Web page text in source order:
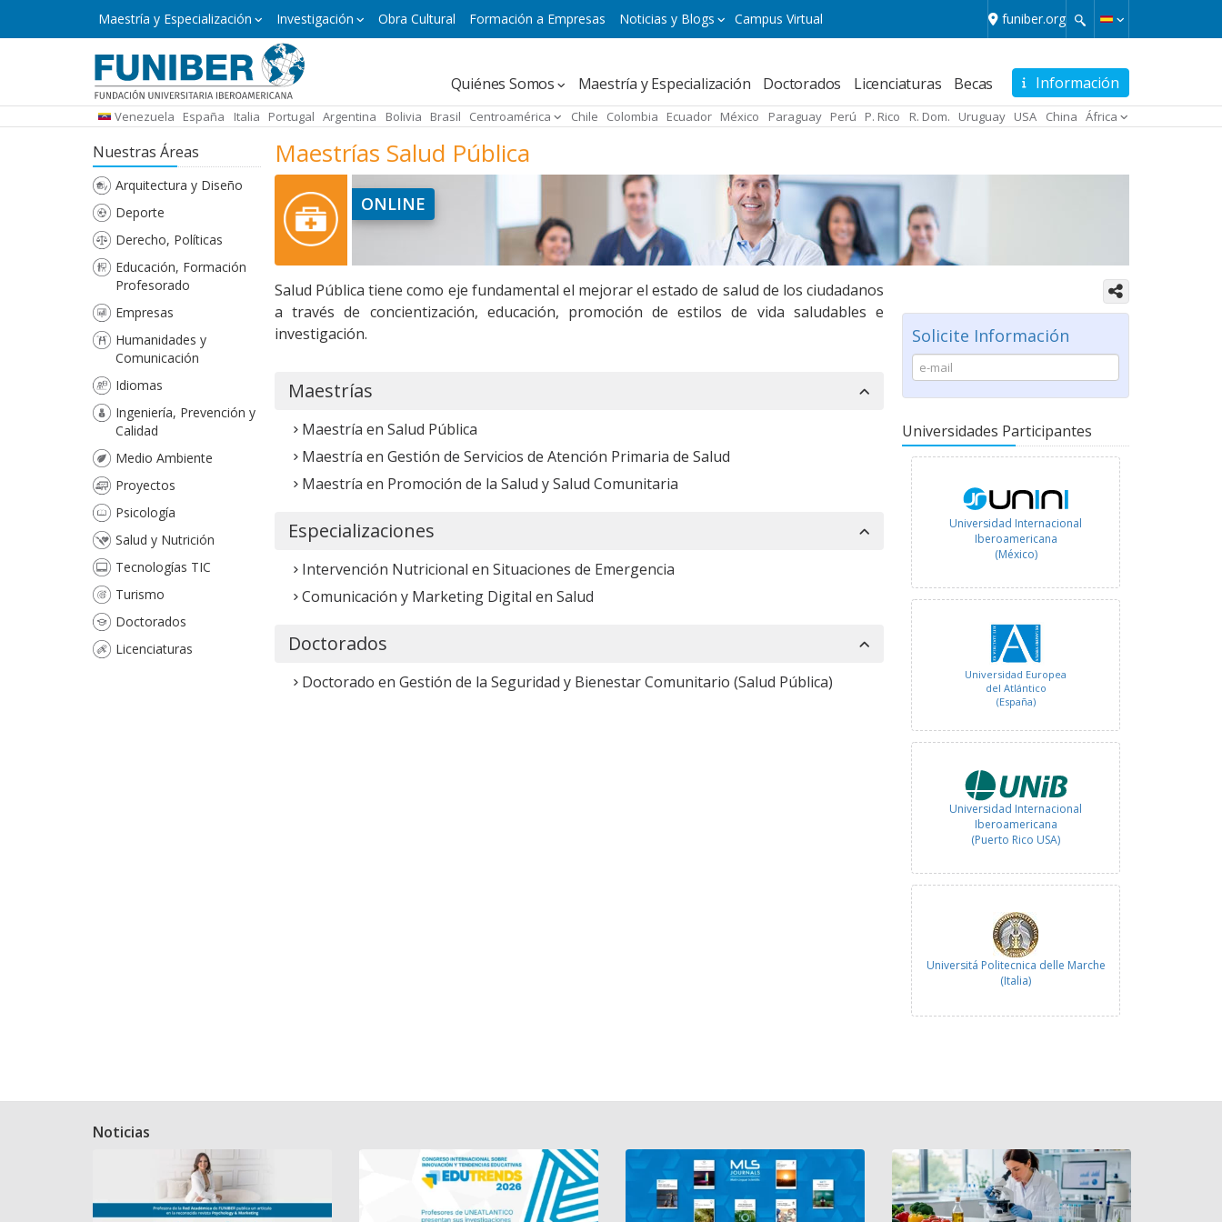
Maestría
y
Maestría y Especialización Investigación Obra Cultural Formación a Empresas Noticias y Blogs Campus Virtual funiber.org
Información
Navegación
principal
micro
Quiénes Somos Maestría y Especialización Doctorados Licenciaturas Becas
Venezuela España Italia Portugal Argentina Bolivia Brasil Centroamérica Chile Colombia Ecuador México Paraguay Perú P. Rico R. Dom. Uruguay USA China África
Nuestras Áreas
Arquitectura y Diseño
Deporte
Derecho, Políticas
Educación, Formación
Profesorado
Empresas
Humanidades y
Comunicación
Idiomas
Ingeniería, Prevención y
Calidad
Medio Ambiente
Proyectos
Psicología
Salud y Nutrición
Tecnologías TIC
Turismo
Doctorados
Licenciaturas
Maestrías Salud Pública
ONLINE
Solicite Información
Universidades Participantes
Universidad Internacional
Iberoamericana
(México)
Universidad Europea
del Atlántico
(España)
Universidad Internacional
Iberoamericana
(Puerto Rico USA)
Universitá Politecnica delle Marche
(Italia)
Salud Pública tiene como eje fundamental el mejorar el estado de salud de los ciudadanos
a través de concientización, educación, promoción de estilos de vida saludables e
investigación.
Maestrías
Maestría en Salud Pública
Maestría en Gestión de Servicios de Atención Primaria de Salud
Maestría en Promoción de la Salud y Salud Comunitaria
Especializaciones
Intervención Nutricional en Situaciones de Emergencia
Comunicación y Marketing Digital en Salud
Doctorados
Doctorado en Gestión de la Seguridad y Bienestar Comunitario (Salud Pública)
Noticias